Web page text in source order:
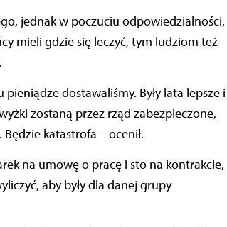
jednak w poczuciu odpowiedzialności,
mieli gdzie się leczyć, tym ludziom też
dostawaliśmy. Były lata lepsze i
zostaną przez rząd zabezpieczone,
katastrofa – ocenił.
na umowę o pracę i sto na kontrakcie,
aby były dla danej grupy